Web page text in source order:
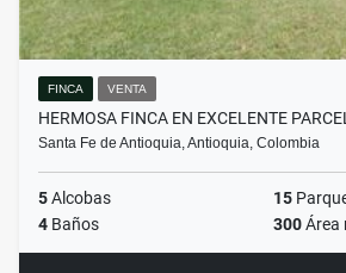
FINCA VENTA
HERMOSA FINCA EN EXCELENTE
Santa Fe de Antioquia, Antioquia, Colombia
5Alcobas 15
4 Baños 300Área